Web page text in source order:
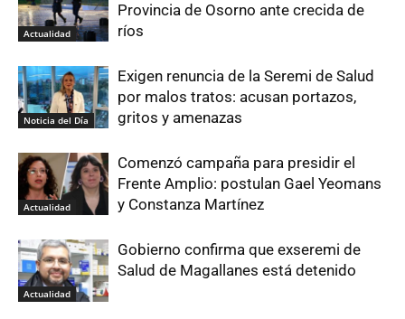
Actualidad
Provincia de Osorno ante crecida de
ríos
Noticia del Día
Exigen renuncia de la Seremi de Salud
por malos tratos: acusan portazos,
gritos y amenazas
Actualidad
Comenzó campaña para presidir el
Frente Amplio: postulan Gael Yeomans
y Constanza Martínez
Actualidad
Gobierno confirma que exseremi de
Salud de Magallanes está detenido